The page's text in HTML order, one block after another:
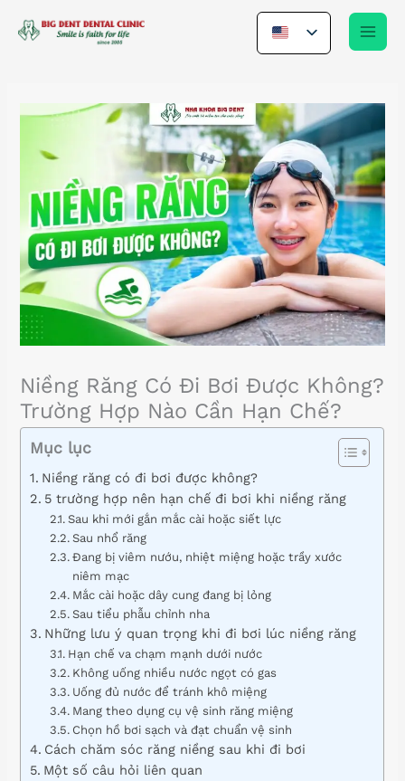
Niềng Răng Có Đi Bơi Được Không?
Trường Hợp Nào Cần Hạn Chế?
Mục lục
Niềng răng có đi bơi được không?
5 trường hợp nên hạn chế đi bơi khi niềng răng
Sau khi mới gắn mắc cài hoặc siết lực
Sau nhổ răng
Đang bị viêm nướu, nhiệt miệng hoặc trầy xước
niêm mạc
Mắc cài hoặc dây cung đang bị lỏng
Sau tiểu phẫu chỉnh nha
Những lưu ý quan trọng khi đi bơi lúc niềng răng
Hạn chế va chạm mạnh dưới nước
Không uống nhiều nước ngọt có gas
Uống đủ nước để tránh khô miệng
Mang theo dụng cụ vệ sinh răng miệng
Chọn hồ bơi sạch và đạt chuẩn vệ sinh
Cách chăm sóc răng niềng sau khi đi bơi
Một số câu hỏi liên quan